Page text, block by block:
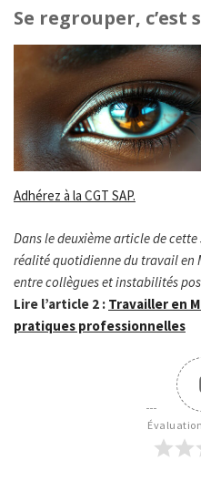
Se regrouper, c’est
Adhérez à la CGT SAP.
Dans le deuxième article de
réalité quotidienne du travail en
entre collègues et instabilités
Lire l’article 2 : Travailler en
pratiques professionnelles